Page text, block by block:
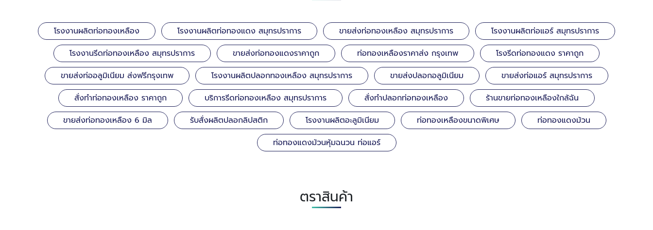
โรงงานผลิตท่อทองเหลือง โรงงานผลิตท่อทองแดง สมุทรปราการ ขายส่งท่อทองเหลือง สมุทรปราการ
โรงงานผลิตท่อแอร์ สมุทรปราการ
โรงงานรีดท่อทองเหลือง สมุทรปราการ
ขายส่งท่อทองแดงราคาถูก ท่อทองเหลืองราคาส่ง กรุงเทพ
โรงรีดท่อทองแดง ราคาถูก
ขายส่งท่ออลูมิเนียม ส่งฟรีกรุงเทพ
โรงงานผลิตปลอกทองเหลือง สมุทรปราการ ขายส่งปลอกอลูมิเนียม
ขายส่งท่อแอร์ สมุทรปราการ
สั่งทำท่อทองเหลือง ราคาถูก
บริการรีดท่อทองเหลือง สมุทรปราการ สั่งทำปลอกท่อทองเหลือง
ร้านขายท่อทองเหลืองใกล้ฉัน
ขายส่งท่อทองเหลือง 6 มิล
รับสั่งผลิตปลอกลิปสติก โรงงานผลิตอะลูมิเนียม ท่อทองเหลืองขนาดพิเศษ
ท่อทองแดงม้วน
ท่อทองแดงม้วนหุ้มฉนวน ท่อแอร์
ตราสินค้า